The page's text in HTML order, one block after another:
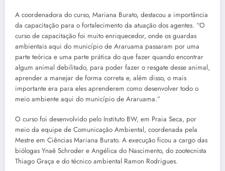
A coordenadora do curso, Mariana Burato, destacou a importância
da capacitação para o fortalecimento da atuação dos agentes. “O
curso de capacitação foi muito enriquecedor, onde os guardas
ambientais aqui do município de Araruama passaram por uma
parte teórica e uma parte prática do que fazer quando encontrar
algum animal debilitado, para poder fazer o resgate desse animal,
aprender a manejar de forma correta e, além disso, o mais
importante era para eles aprenderem como desenvolver todo o
meio ambiente aqui do município de Araruama.”
O curso foi desenvolvido pelo Instituto BW, em Praia Seca, por
meio da equipe de Comunicação Ambiental, coordenada pela
Mestre em Ciências Mariana Burato. A execução ficou a cargo das
biólogas Ynaê Schroder e Angélica do Nascimento, do zootecnista
Thiago Graça e do técnico ambiental Ramon Rodrigues.